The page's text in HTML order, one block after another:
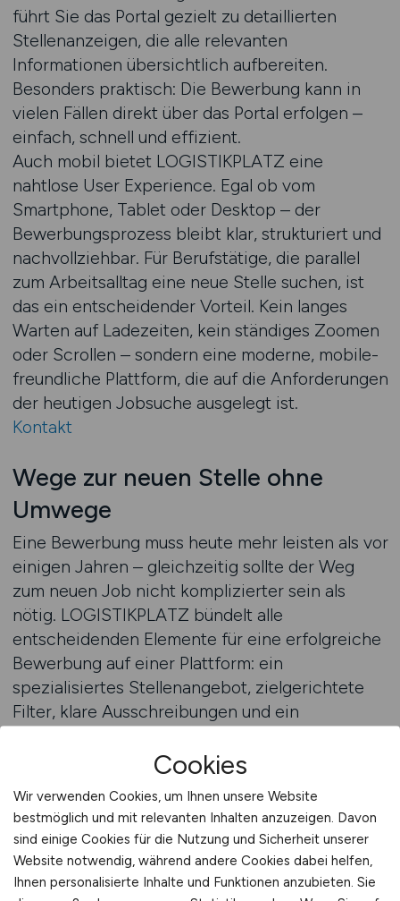
führt Sie das Portal gezielt zu detaillierten
Stellenanzeigen, die alle relevanten
Informationen übersichtlich aufbereiten.
Besonders praktisch: Die Bewerbung kann in
vielen Fällen direkt über das Portal erfolgen –
einfach, schnell und effizient.
Auch mobil bietet LOGISTIKPLATZ eine
nahtlose User Experience. Egal ob vom
Smartphone, Tablet oder Desktop – der
Bewerbungsprozess bleibt klar, strukturiert und
nachvollziehbar. Für Berufstätige, die parallel
zum Arbeitsalltag eine neue Stelle suchen, ist
das ein entscheidender Vorteil. Kein langes
Warten auf Ladezeiten, kein ständiges Zoomen
oder Scrollen – sondern eine moderne, mobile-
freundliche Plattform, die auf die Anforderungen
der heutigen Jobsuche ausgelegt ist.
Kontakt
Wege zur neuen Stelle ohne
Umwege
Eine Bewerbung muss heute mehr leisten als vor
einigen Jahren – gleichzeitig sollte der Weg
zum neuen Job nicht komplizierter sein als
nötig. LOGISTIKPLATZ bündelt alle
entscheidenden Elemente für eine erfolgreiche
Bewerbung auf einer Plattform: ein
spezialisiertes Stellenangebot, zielgerichtete
Filter, klare Ausschreibungen und ein
werden keine unnötigen Informationen
Entscheidung brauchen.
Im Zentrum steht dabei immer die
Bewerberperspektive: Wie komme ich mit
möglichst wenig Aufwand zum besten
Cookies
Wir verwenden Cookies, um Ihnen unsere Website
bestmöglich und mit relevanten Inhalten anzuzeigen. Davon
sind einige Cookies für die Nutzung und Sicherheit unserer
Website notwendig, während andere Cookies dabei helfen,
Ihnen personalisierte Inhalte und Funktionen anzubieten. Sie